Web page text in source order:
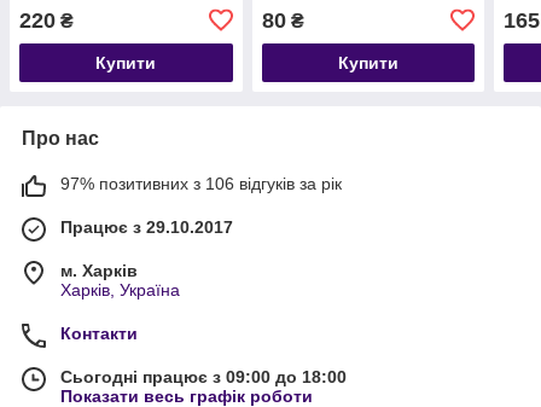
220 ₴
Купити
80₴
Купити
165
Про нас
97% позитивних з 106 відгуків за рік
Працює з 29.10.2017
м. Харків
Харків, Україна
Контакти
Сьогодні працює з 09:00 до 18:00
Показати весь графік роботи